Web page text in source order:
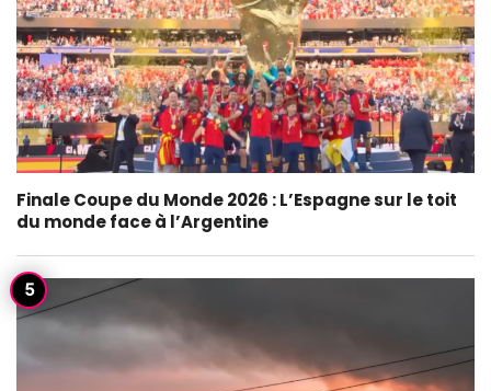
Finale Coupe du Monde 2026 : L’Espagne sur le toit
du monde face à l’Argentine